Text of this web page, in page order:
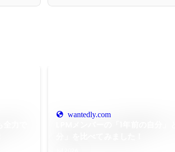
wantedly.com